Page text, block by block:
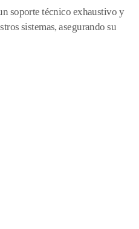
soporte técnico exhaustivo y
sistemas, asegurando su